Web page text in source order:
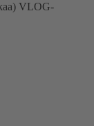
VLOG-